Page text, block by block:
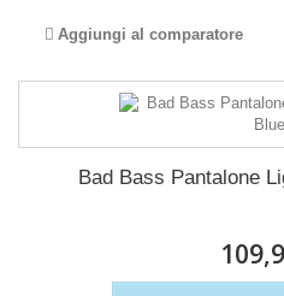
Aggiungi al comparatore
Bad Bass Pantalone